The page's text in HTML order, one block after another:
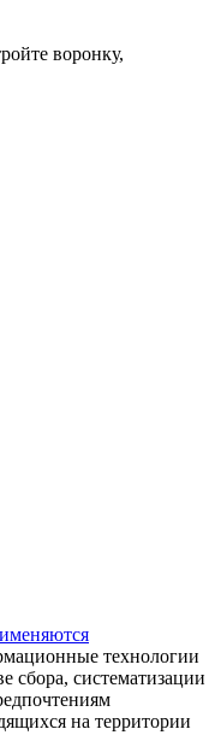
воронку,
технологии
сбора, систематизации
на территории